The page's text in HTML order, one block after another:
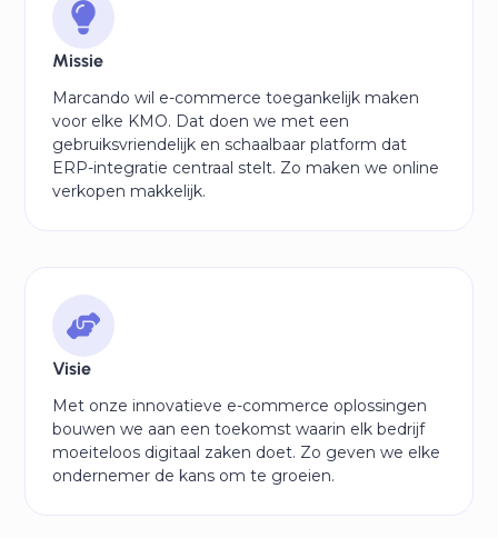
Missie
Marcando wil e-commerce toegankelijk maken
voor elke KMO. Dat doen we met een
gebruiksvriendelijk en schaalbaar platform dat
ERP-integratie centraal stelt. Zo maken we online
verkopen makkelijk.
Visie
Met onze innovatieve e-commerce oplossingen
bouwen we aan een toekomst waarin elk bedrijf
moeiteloos digitaal zaken doet. Zo geven we elke
ondernemer de kans om te groeien.